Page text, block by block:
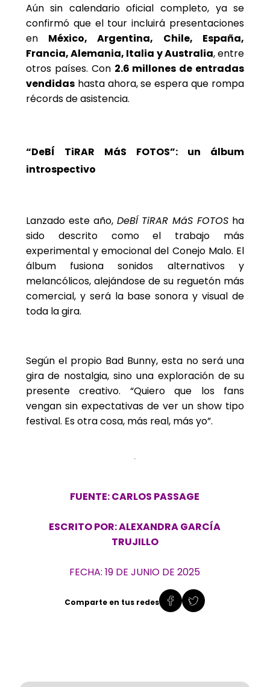
Aún sin calendario oficial completo, ya se
confirmó que el tour incluirá presentaciones
en México, Argentina, Chile, España,
Francia, Alemania, Italia y Australia, entre
otros países. Con 2.6 millones de entradas
vendidashasta ahora, se espera que rompa
récords de asistencia.
“DeBÍ TiRAR MáS FOTOS”: un álbum
introspectivo
Lanzado este año, DeBÍ TiRAR MáS FOTOS ha
sido descrito como el trabajo más
experimental y emocional del Conejo Malo. El
álbum fusiona sonidos alternativos y
melancólicos, alejándose de su reguetón más
comercial, y será la base sonora y visual de
toda la gira.
Según el propio Bad Bunny, esta no será una
gira de nostalgia, sino una exploración de su
presente creativo. “Quiero que los fans
vengan sin expectativas de ver un show tipo
festival. Es otra cosa, más real, más yo”.
FUENTE: CARLOS PASSAGE
ESCRITO POR: ALEXANDRA GARCÍA
TRUJILLO
FECHA: 19 DE JUNIO DE 2025
Comparte en tus redes